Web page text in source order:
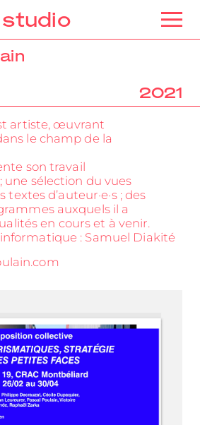
2021
artiste, œuvrant
le champ de la
son travail
sélection du vues
textes d’auteur·e·s ; des
auxquels il a
en cours et à venir.
: Samuel Diakité